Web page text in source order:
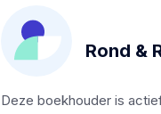
Rond &
Deze boekhouder is